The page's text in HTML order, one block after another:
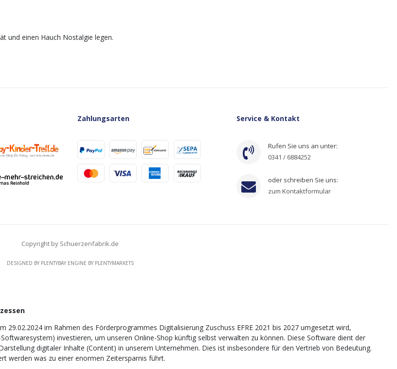
und einen Hauch Nostalgie legen.
Zahlungsarten Service & Kontakt
Rufen Sie uns an unter:
0341 / 6884252
oder schreiben Sie uns:
zum Kontaktformular
Copyright by Schuerzenfabrik.de
DESIGNED BY PLENTYBAYENGINE BY PLENTYMARKETS
im Rahmen des Förderprogrammes Digitalisierung Zuschuss EFRE 2021 bis 2027 umgesetzt wird,
investieren, um unseren Online-Shop künftig selbst verwalten zu können. Diese Software dient der
digitaler Inhalte (Content) in unserem Unternehmen. Dies ist insbesondere für den Vertrieb von Bedeutung.
werden was zu einer enormen Zeitersparnis führt.